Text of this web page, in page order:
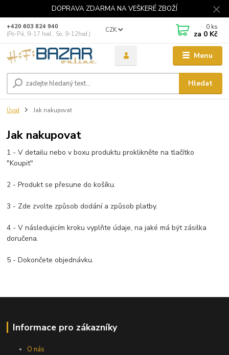
DOPRAVA ZDARMA NA VEŠKERÉ ZBOŽÍ
Menu
CZK
Hledat
+420 603 824 940
(Po-Pá, 9-17 hod., So, 9-12hod.)
0 ks
za 0 Kč
Úvod Jak nakupovat
Jak nakupovat
1 - V detailu nebo v boxu produktu proklikněte na tlačítko
"Koupit"
2 - Produkt se přesune do košíku.
3 - Zde zvolte způsob dodání a způsob platby.
4 - V následujicím kroku vyplňte údaje, na jaké má být zásilka
doručena.
5 - Dokončete objednávku.
Informace pro zákazníky
O nás